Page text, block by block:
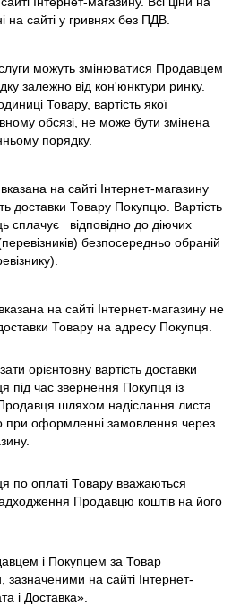
на сайті у гривнях без ПДВ.
можуть змінюватися Продавцем
залежно від кон'юнктури ринку.
Товару, вартість якої
обсязі, не може бути змінена
порядку.
на сайті Інтернет-магазину
доставки Товару Покупцю. Вартість
сплачує відповідно до діючих
безпосередньо обраній
на сайті Інтернет-магазину не
Товару на адресу Покупця.
орієнтовну вартість доставки
під час звернення Покупця із
шляхом надіслання листа
при оформленні замовлення через
по оплаті Товару вважаються
Продавцю коштів на його
і Покупцем за Товар
на сайті Інтернет-
і Доставка».